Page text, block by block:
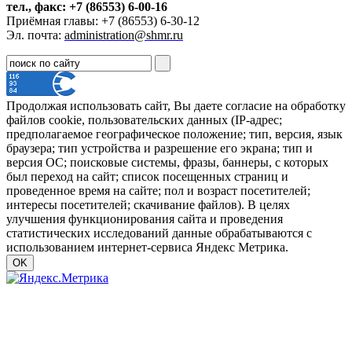
тел., факс: +7 (86553) 6-00-16
Приёмная главы: +7 (86553) 6-30-12
Эл. почта: administration@shmr.ru
Продолжая использовать сайт, Вы даете согласие на обработку
файлов cookie, пользовательских данных (IP-адрес;
предполагаемое географическое положение; тип, версия, язык
браузера; тип устройства и разрешение его экрана; тип и
версия ОС; поисковые системы, фразы, баннеры, с которых
был переход на сайт; список посещенных страниц и
проведенное время на сайте; пол и возраст посетителей;
интересы посетителей; скачивание файлов). В целях
улучшения функционирования сайта и проведения
статистических исследований данные обрабатываются с
использованием интернет-сервиса Яндекс Метрика.
OK